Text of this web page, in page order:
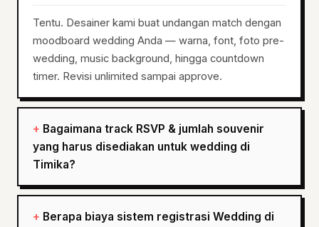
Tentu. Desainer kami buat undangan match dengan
moodboard wedding Anda — warna, font, foto pre-
wedding, music background, hingga countdown
timer. Revisi unlimited sampai approve.
Bagaimana track RSVP & jumlah souvenir
yang harus disediakan untuk wedding di
Timika?
Berapa biaya sistem registrasi Wedding di